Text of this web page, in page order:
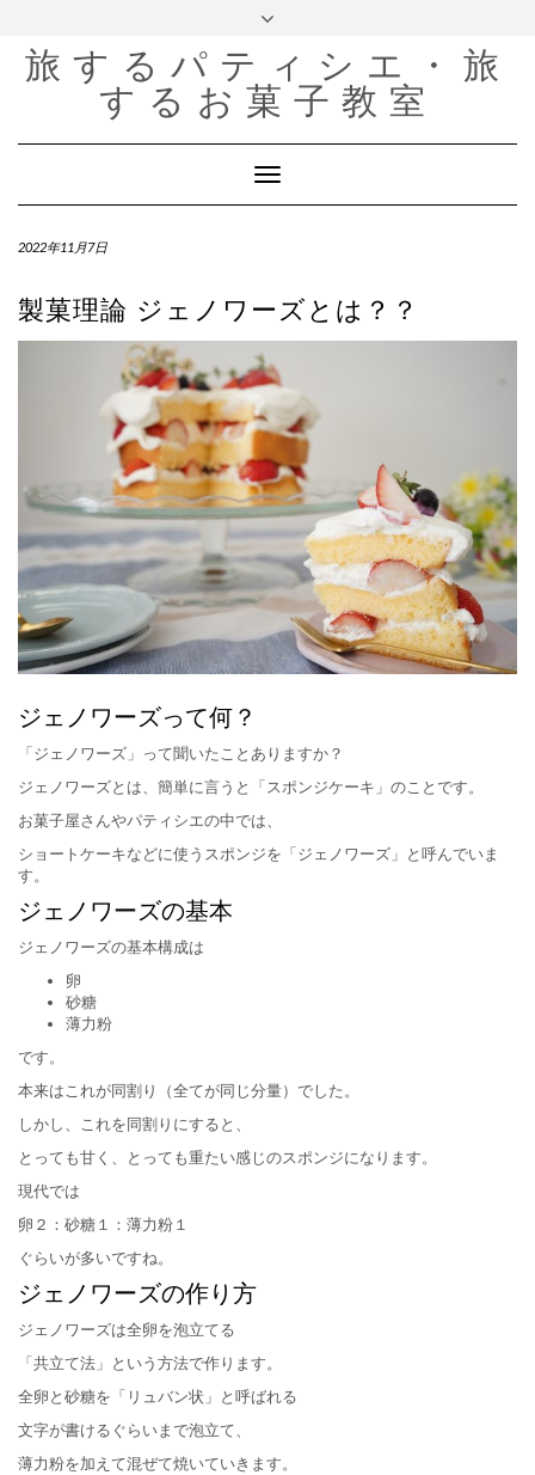
content
Instagram
Channel
旅するパティシエ・旅
するお菓子教室
Toggle
Navigation
2022年11月7日
製菓理論 ジェノワーズとは？？
ジェノワーズって何？
「ジェノワーズ」って聞いたことありますか？
ジェノワーズとは、簡単に言うと「スポンジケーキ」のことです。
お菓子屋さんやパティシエの中では、
ショートケーキなどに使うスポンジを「ジェノワーズ」と呼んでいま
す。
ジェノワーズの基本
ジェノワーズの基本構成は
卵
砂糖
薄力粉
です。
本来はこれが同割り（全てが同じ分量）でした。
しかし、これを同割りにすると、
とっても甘く、とっても重たい感じのスポンジになります。
現代では
卵２：砂糖１：薄力粉１
ぐらいが多いですね。
ジェノワーズの作り方
ジェノワーズは全卵を泡立てる
「共立て法」という方法で作ります。
全卵と砂糖を「リュバン状」と呼ばれる
文字が書けるぐらいまで泡立て、
薄力粉を加えて混ぜて焼いていきます。